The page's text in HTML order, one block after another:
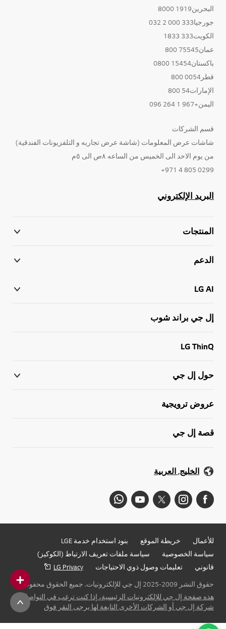
البحرين1919 8000
جورجيا333 000 2 032
الكويت333 1833
عمان75545 800
باكستان15454 0800
قطر0054 800
الإمارات54 800
اليمن+967 1 264 096
قسم الشركات
شاشات عرض المعلومات (شاشة عرض تجاريه و التلفزيونات الفندقية)
من يوم الاحد الى الخميس من الساعه ٨ص الى ٥م
0299 805 4 971+
البريد الإلكتروني
المنتجات
الدعم
LG AI
إل جي براند شوب
LG ThinQ
حول إل جي
عروض ترويجية
قصة إل جي
الخليج, العربية
للأعمال خريطة الموقع
بنود استخدام خدمة LGE
سياسة الخصوصية
سياسة ملفات تعريف الارتباط (الكوكيز)
قانوني
تعليمات وصول ذوي الاحتياجات
LG Privacy
حقوق النشر 2009-2025 إل جي للإلكترونيات. جميع الحقوق محفوظة
هذه صفحة إل جي للإلكترونيات الرئيسية، إذا كنت ترغب في التواصل مع
شركة إل جي أو الشركات الأخرى التابعة لها يرجى النقر فوق